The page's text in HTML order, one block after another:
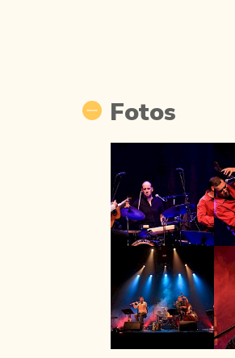
Fotos